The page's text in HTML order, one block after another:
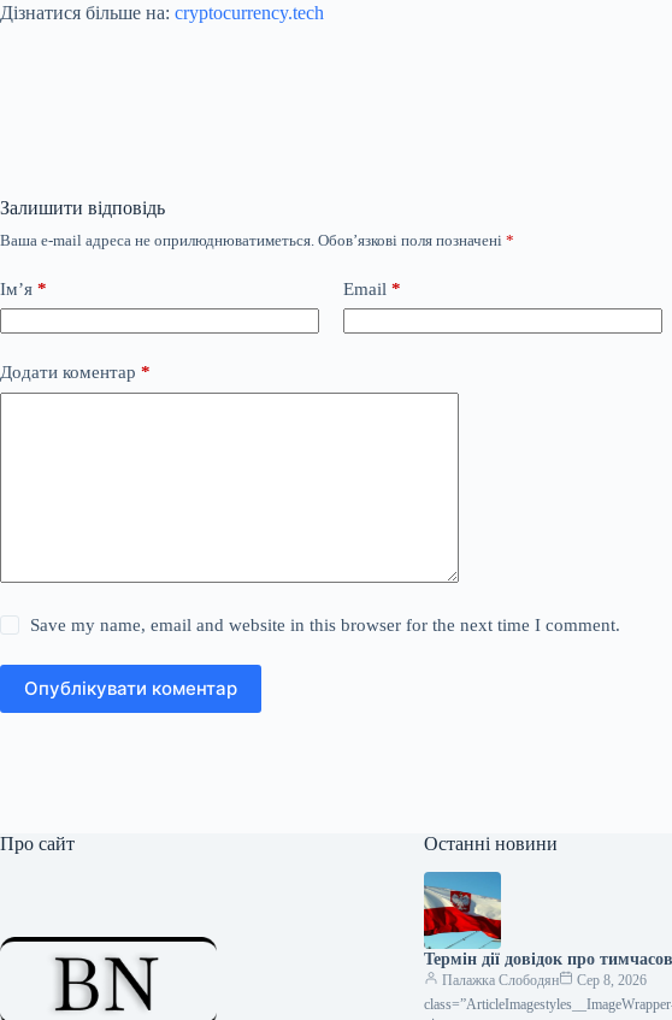
Дізнатися більше на: cryptocurrency.tech
Залишити відповідь
Ваша e-mail адреса не оприлюднюватиметься. Обов’язкові поля позначені *
Ім’я * Email *
Додати коментар *
Save my name, email and website in this browser for the next time I comment.
Опублікувати коментар
Про сайт Останні новини
Термін дії довідок про
Палажка Слободян
Сер 8, 2026